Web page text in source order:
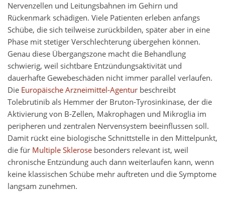
Nervenzellen und Leitungsbahnen im Gehirn und
Rückenmark schädigen. Viele Patienten erleben anfangs
Schübe, die sich teilweise zurückbilden, später aber in eine
Phase mit stetiger Verschlechterung übergehen können.
Genau diese Übergangszone macht die Behandlung
schwierig, weil sichtbare Entzündungsaktivität und
dauerhafte Gewebeschäden nicht immer parallel verlaufen.
Die Europäische Arzneimittel-Agentur beschreibt
Tolebrutinib als Hemmer der Bruton-Tyrosinkinase, der die
Aktivierung von B-Zellen, Makrophagen und Mikroglia im
peripheren und zentralen Nervensystem beeinflussen soll.
Damit rückt eine biologische Schnittstelle in den Mittelpunkt,
die für Multiple Sklerose besonders relevant ist, weil
chronische Entzündung auch dann weiterlaufen kann, wenn
keine klassischen Schübe mehr auftreten und die Symptome
langsam zunehmen.